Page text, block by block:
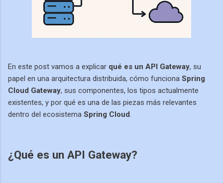
En este post vamos a explicar qué es un API Gateway, su
papel en una arquitectura distribuida, cómo funciona Spring
Cloud Gateway, sus componentes, los tipos actualmente
existentes, y por qué es una de las piezas más relevantes
dentro del ecosistema Spring Cloud
¿Qué es un API Gateway?